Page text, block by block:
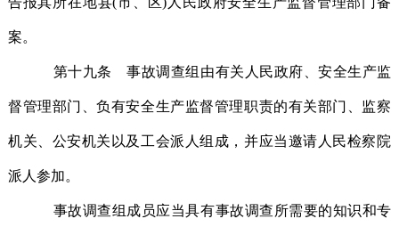
案。
第十九条 事故调查组由有关人民政府、安全生产监
督管理部门、负有安全生产监督管理职责的有关部门、监察
机关、公安机关以及工会派人组成，并应当邀请人民检察院
派人参加。
事故调查组成员应当具有事故调查所需要的知识和专